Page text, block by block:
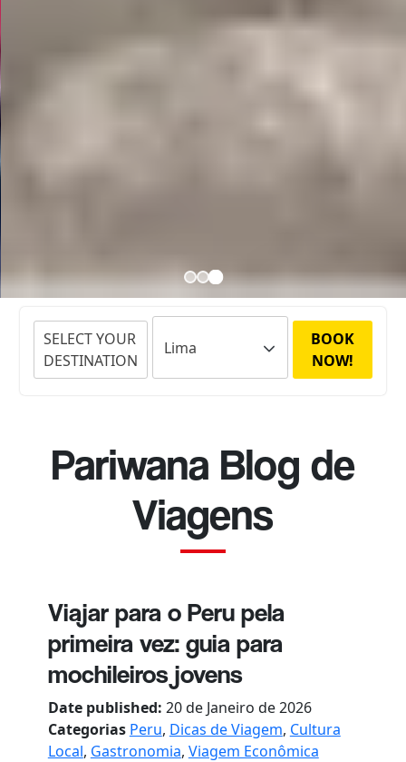
SELECT YOUR
DESTINATION
BOOK
NOW!
Pariwana Blog de
Viagens
Viajar para o Peru pela
primeira vez: guia para
mochileiros jovens
Date published: 20 de Janeiro de 2026
Categorias Peru, Dicas de Viagem, Cultura
Local, Gastronomia, Viagem Econômica